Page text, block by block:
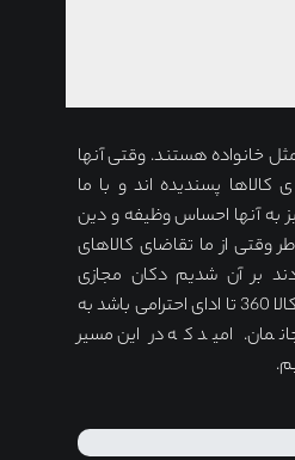
خانواده هستند. وقتی آنها
کالاها پسندیده اند و با ما
به آنها احساس وظیفه و دین
وقتی از ما تقاضای کالاهای
بر آن شدیم دکان مجازی
دیگری بگشائیم با نام کالا 360 تا ادای احترامی باشد به
امید که در این مسیر